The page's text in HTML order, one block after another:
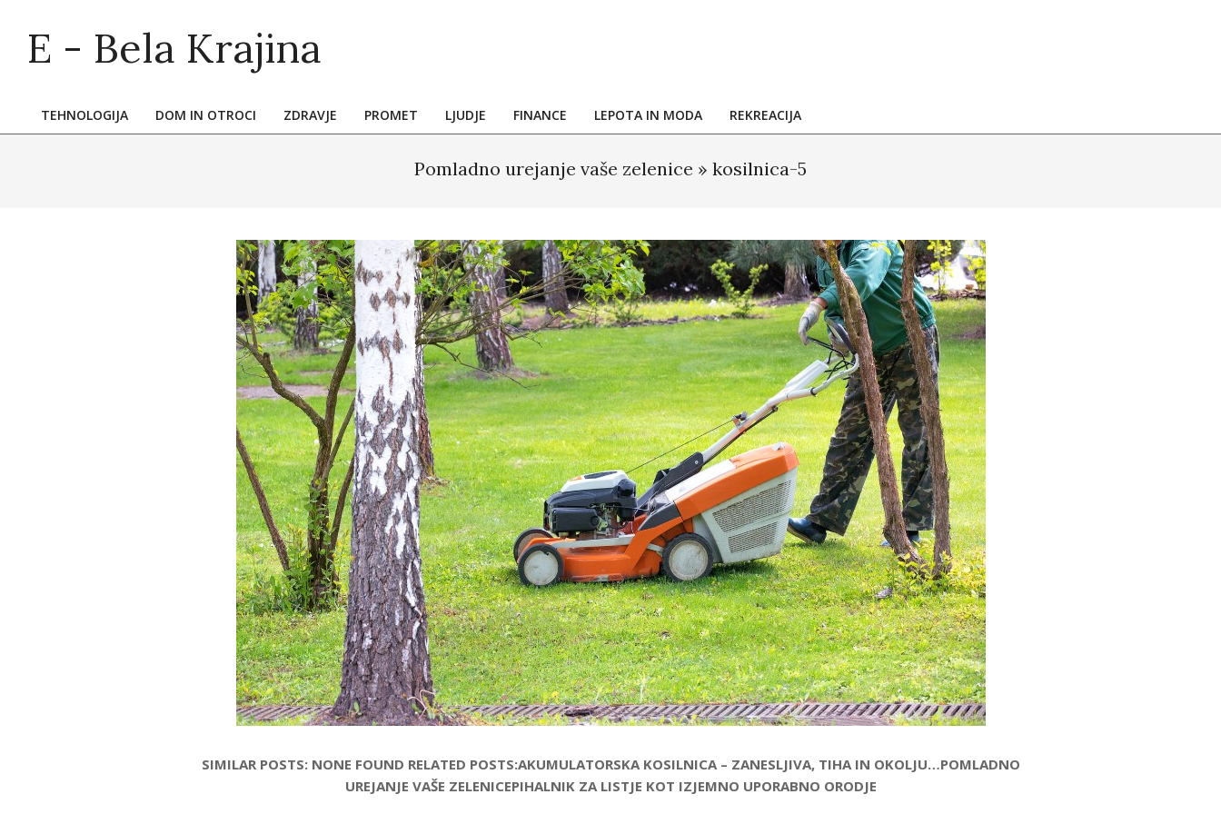
contentE - Bela Krajina
Primary
TEHNOLOGIJA DOM IN OTROCI ZDRAVJE PROMET LJUDJE FINANCE LEPOTA IN MODA REKREACIJA
Pomladno urejanje vaše zelenice » kosilnica-5
SIMILAR POSTS: NONE FOUND RELATED POSTS:AKUMULATORSKA KOSILNICA – ZANESLJIVA, TIHA IN OKOLJU…POMLADNO
UREJANJE VAŠE ZELENICEPIHALNIK ZA LISTJE KOT IZJEMNO UPORABNO ORODJE